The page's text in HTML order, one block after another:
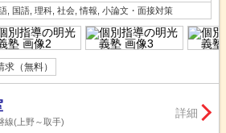
, 国語, 理科, 社会, 情報, 小論文・面接対策
（無料）
(上野～取手)
詳細